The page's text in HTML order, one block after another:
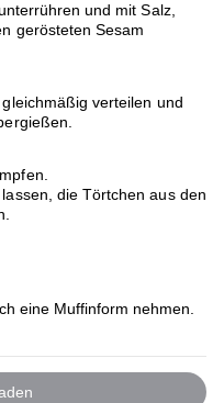
und mit Salz,
gerösteten Sesam
verteilen und
die Törtchen aus den
eine Muffinform nehmen.